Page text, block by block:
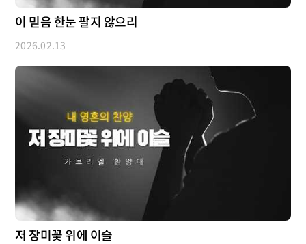
이 믿음 한눈 팔지 않으리
2026.02.13
저 장미꽃 위에 이슬